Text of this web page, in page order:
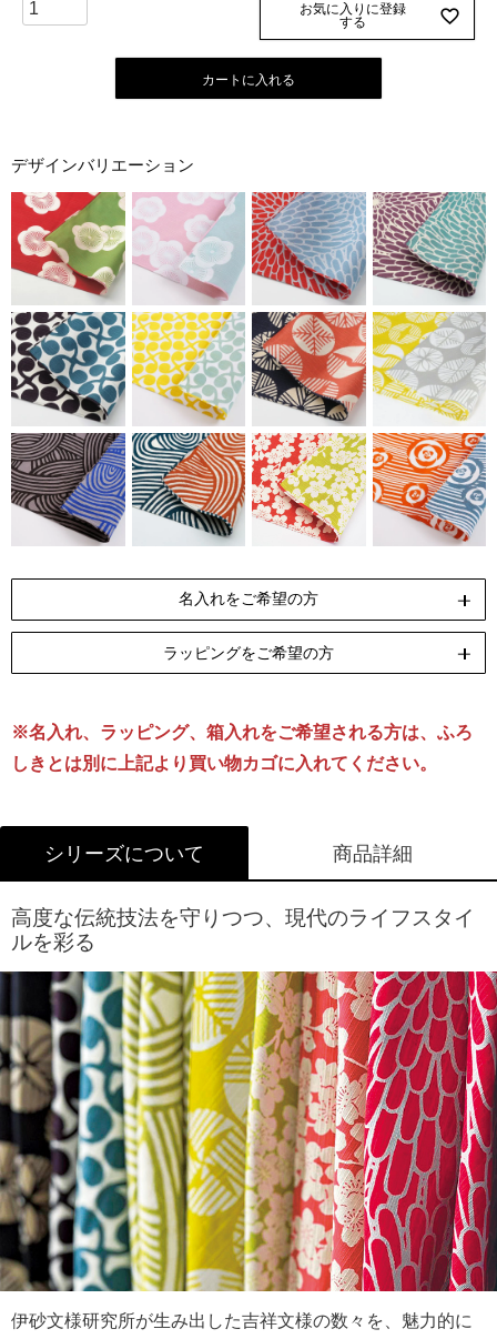
お気に入りに登録
する
カートに入れる
デザインバリエーション
名入れをご希望の方
ラッピングをご希望の方
リボン包装
[無料]
のし包装
[無料]
箱Sサイズ
[有料]
※名入れ、ラッピング、箱入れをご希望される方は、ふろ
しきとは別に上記より買い物カゴに入れてください。
シリーズについて 商品詳細
高度な伝統技法を守りつつ、現代のライフスタイ
ルを彩る
伊砂文様研究所が生み出した吉祥文様の数々を、魅力的に